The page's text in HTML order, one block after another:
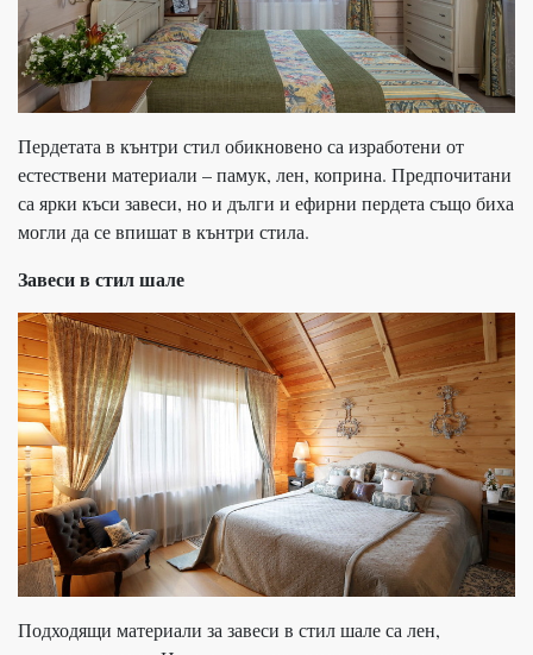
Пердетата в кънтри стил обикновено са изработени от
естествени материали – памук, лен, коприна. Предпочитани
са ярки къси завеси, но и дълги и ефирни пердета също биха
могли да се впишат в кънтри стила.
Завеси в стил шале
Подходящи материали за завеси в стил шале са лен,